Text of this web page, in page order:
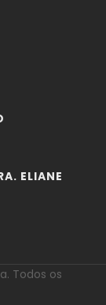
ELIANE
Todos os